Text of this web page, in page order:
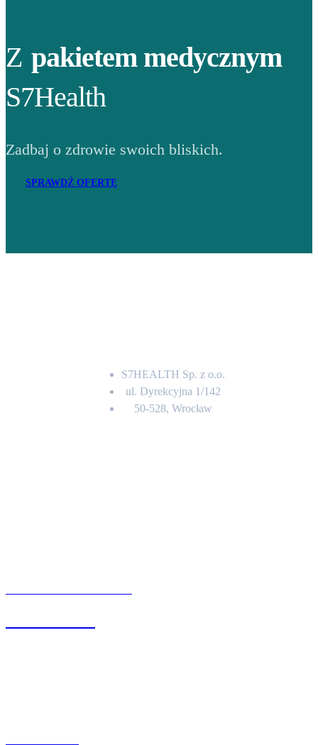
Z pakietem medycznym
S7Health
Zadbaj o zdrowie swoich bliskich.
SPRAWDŹ OFERTĘ
S7HEALTH Sp. z o.o.
ul. Dyrekcyjna 1/142
50-528, Wrocław